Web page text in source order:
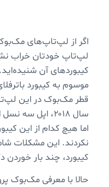
اگر از لپ‌تاپ‌های
لپ‌تاپ خودتان خراب
کیبوردهای آن
قطر مک‌بوک در این
سال ۲۰۱۸، اپل
اما هیچ کدام از این
نکردند. این مشکلات
کیبورد، چند بار